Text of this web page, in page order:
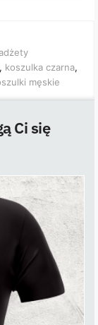
, koszulka czarna,
męskie
Ci się